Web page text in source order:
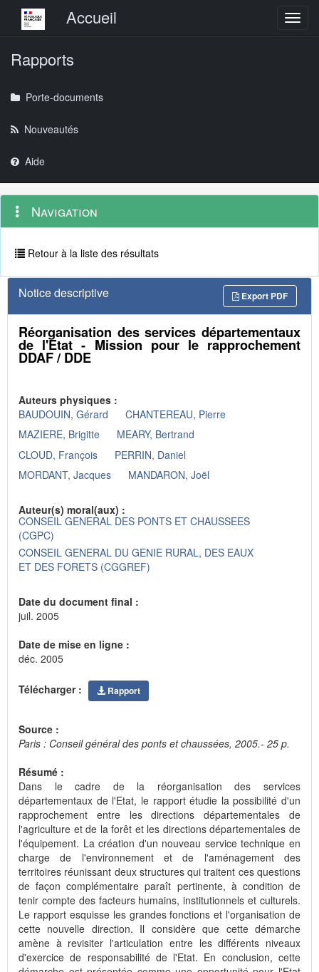
Menu principalAccueil
Rapports
Porte-documents
Nouveautés
Aide
Navigation
outils
Menu
contextuel
Navigation
Retour à la liste des résultats
Notice descriptive Export PDF
Réorganisation des services départementaux
de l'Etat - Mission pour le rapprochement
DDAF / DDE
Auteurs physiques :
BAUDOUIN, Gérard
CHANTEREAU, Pierre
MAZIERE, Brigitte
MEARY, Bertrand
CLOUD, François
PERRIN, Daniel
MORDANT, Jacques
MANDARON, Joël
Auteur(s) moral(aux) :
CONSEIL GENERAL DES PONTS ET CHAUSSEES
(CGPC)
CONSEIL GENERAL DU GENIE RURAL, DES EAUX
ET DES FORETS (CGGREF)
Date du document final :
juil. 2005
Date de mise en ligne :
déc. 2005
Télécharger : Rapport
Source :
Paris : Conseil général des ponts et chaussées, 2005.- 25 p.
Résumé :
Dans le cadre de la réorganisation des services
départementaux de l'Etat, le rapport étudie la possibilité d'un
rapprochement entre les directions départementales de
l'agriculture et de la forêt et les directions départementales de
l'équipement. La création d'un nouveau service technique en
charge de l'environnement et de l'aménagement des
territoires réunissant deux structures qui traitent ces questions
de façon complémentaire paraît pertinente, à condition de
tenir compte des facteurs humains, institutionnels et culturels.
Le rapport esquisse les grandes fonctions et l'organisation de
cette nouvelle direction. Il considère que cette démarche
amène à revisiter l'articulation entre les différents niveaux
d'exercice de responsabilité de l'Etat. En conclusion, cette